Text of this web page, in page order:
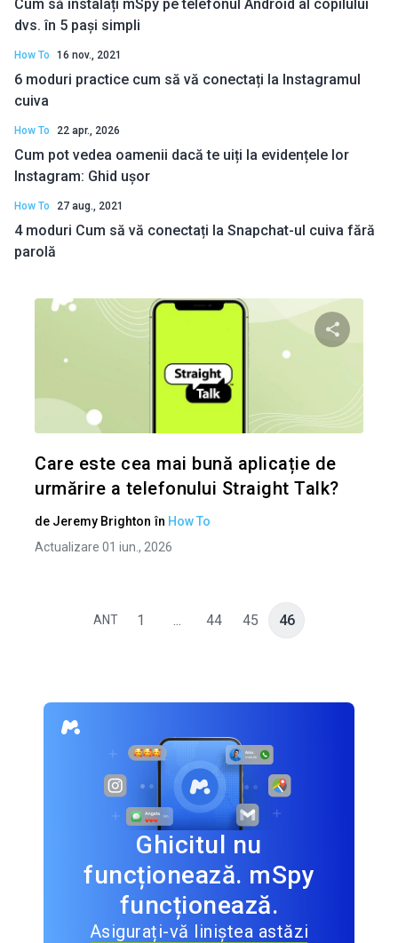
Cum să instalați mSpy pe telefonul Android al copilului
dvs. în 5 pași simpli
How To 16 nov., 2021
6 moduri practice cum să vă conectați la Instagramul
cuiva
How To 22 apr., 2026
Cum pot vedea oamenii dacă te uiți la evidențele lor
Instagram: Ghid ușor
How To 27 aug., 2021
4 moduri Cum să vă conectați la Snapchat-ul cuiva fără
parolă
Care este cea mai bună aplicație de
urmărire a telefonului Straight Talk?
de Jeremy Brighton în How To
Actualizare 01 iun., 2026
ANT 1 ... 44 45 46
Ghicitul nu
funcționează. mSpy
funcționează.
Asigurați-vă liniștea astăzi